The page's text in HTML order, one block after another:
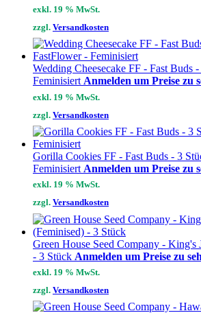
exkl. 19 % MwSt.
zzgl. Versandkosten
Wedding Cheesecake FF - Fast Buds
FeminisiertAnmelden um Preise zu
exkl. 19 % MwSt.
zzgl. Versandkosten
Gorilla Cookies FF - Fast Buds - 3
Feminisiert Anmelden um Preise zu
exkl. 19 % MwSt.
zzgl. Versandkosten
Green House Seed Company - King's
- 3 Stück Anmelden um Preise zu
exkl. 19 % MwSt.
zzgl. Versandkosten